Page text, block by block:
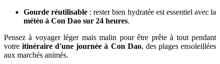
Gourde réutilisable : rester bien hydratée est essentiel avec la
météo à Con Dao sur 24 heures.
Pensez à voyager léger mais malin pour être prête à tout pendant
votreitinéraire d'une journée à Con Dao, des plages ensoleillées
aux marchés animés.